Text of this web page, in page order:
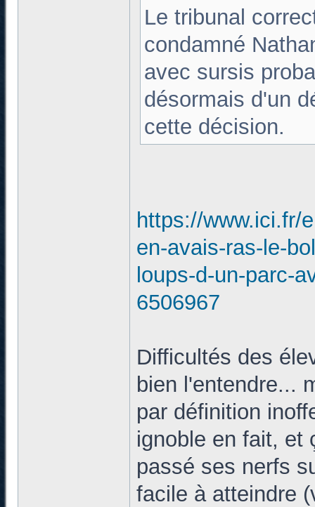
Le tribunal
condamné
avec sursis
désormais d'un
cette décision.
https://www.ici.fr/
en-avais-ras-le-
loups-d-un-parc-
6506967
Difficultés des
bien l'entendre...
par définition
ignoble en fait, et
passé ses nerfs
facile à atteindre